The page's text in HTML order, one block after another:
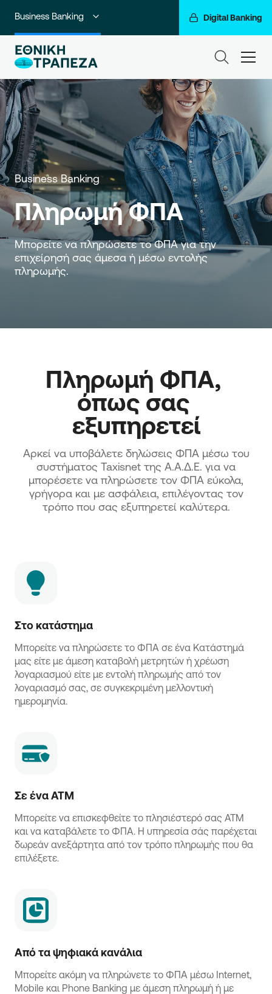
Business Banking Digital Banking
Ιδιώτες
Premium Banking
Private Banking
Corporate & Investment Banking
Go For More
Ο Όμιλός μας
Business Banking
Πληρωμή ΦΠΑ
Μπορείτε να πληρώσετε το ΦΠΑ για την
επιχείρησή σας άμεσα ή μέσω εντολής
πληρωμής.
Πληρωμή ΦΠΑ,
όπως σας
εξυπηρετεί
Αρκεί να υποβάλετε δηλώσεις ΦΠΑ μέσω του
συστήματος Taxisnet της A.A.Δ.Ε. για να
μπορέσετε να πληρώσετε τον ΦΠΑ εύκολα,
γρήγορα και με ασφάλεια, επιλέγοντας τον
τρόπο που σας εξυπηρετεί καλύτερα.
Στο κατάστημα
Μπορείτε να πληρώσετε το ΦΠΑ σε ένα Κατάστημά
μας είτε με άμεση καταβολή μετρητών ή χρέωση
λογαριασμού είτε με εντολή πληρωμής από τον
λογαριασμό σας, σε συγκεκριμένη μελλοντική
ημερομηνία.
Σε ένα ATM
Μπορείτε να επισκεφθείτε το πλησιέστερό σας ATM
και να καταβάλετε το ΦΠΑ. Η υπηρεσία σάς παρέχεται
δωρεάν ανεξάρτητα από τον τρόπο πληρωμής που θα
επιλέξετε.
Από τα ψηφιακά κανάλια
Μπορείτε ακόμη να πληρώνετε το ΦΠΑ μέσω Internet,
Mobile και Phone Banking με άμεση πληρωμή ή με